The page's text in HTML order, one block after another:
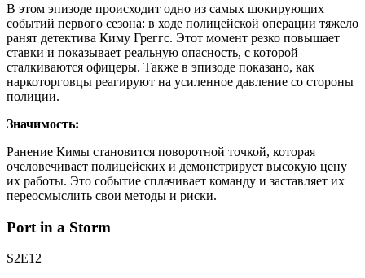
В этом эпизоде происходит одно из самых шокирующих
событий первого сезона: в ходе полицейской операции тяжело
ранят детектива Киму Греггс. Этот момент резко повышает
ставки и показывает реальную опасность, с которой
сталкиваются офицеры. Также в эпизоде показано, как
наркоторговцы реагируют на усиленное давление со стороны
полиции.
Значимость:
Ранение Кимы становится поворотной точкой, которая
очеловечивает полицейских и демонстрирует высокую цену
их работы. Это событие сплачивает команду и заставляет их
переосмыслить свои методы и риски.
Port in a Storm
S2E12